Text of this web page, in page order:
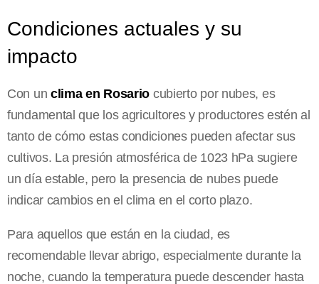
Condiciones actuales y su
impacto
Con un clima en Rosario cubierto por nubes, es
fundamental que los agricultores y productores estén al
tanto de cómo estas condiciones pueden afectar sus
cultivos. La presión atmosférica de 1023 hPa sugiere
un día estable, pero la presencia de nubes puede
indicar cambios en el clima en el corto plazo.
Para aquellos que están en la ciudad, es
recomendable llevar abrigo, especialmente durante la
noche, cuando la temperatura puede descender hasta